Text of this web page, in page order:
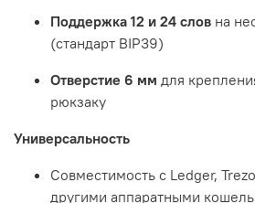
Поддержка 12 и 24 слов на
(стандарт BIP39)
Отверстие 6 мм для
рюкзаку
Универсальность
Совместимость с Ledger,
другими аппаратными